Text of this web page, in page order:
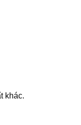
khác.